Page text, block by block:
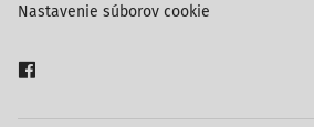
Nastavenie súborov cookie